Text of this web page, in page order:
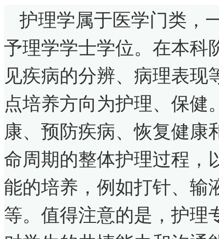
护理学属于医学门类，
予理学学士学位。在本科
见疾病的分辨、病理表
点培养方向为护理、保
康、预防疾病、恢复健
命周期的整体护理过程，
能的培养，例如打针、输
等。值得注意的是，护理